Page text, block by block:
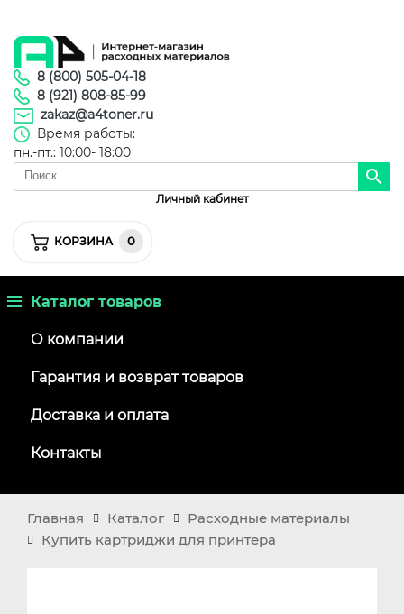
8 (800) 505-04-18
8 (921) 808-85-99
zakaz@a4toner.ru
Время работы:
пн.-пт.: 10:00- 18:00
Личный кабинет
КОРЗИНА 0
Каталог товаров
О компании
Гарантия и возврат товаров
Доставка и оплата
Контакты
Главная Каталог
Расходные материалы
Купить картриджи для принтера